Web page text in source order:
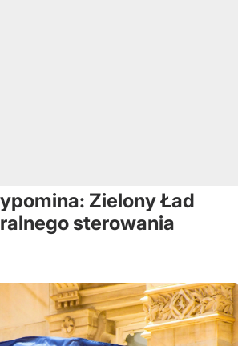
Zielony Ład
sterowania